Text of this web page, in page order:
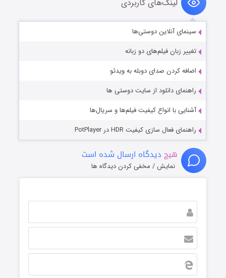
لینک‌های کاربردی
سینمای آنلاین دوستی‌ها
تغییر زبان فیلم‌های دو زبانه
اضافه کردن صدای دوبله به ویدئو
راهنمای دانلود از سایت دوستی ها
آشنایی با انواع کیفیت فیلم‌ها و سریال‌ها
راهنمای فعال سازی کیفیت HDR در PotPlayer
هیچ دیدگاه ارسال شده است
نمایش / مخفی کردن دیدگاه ها